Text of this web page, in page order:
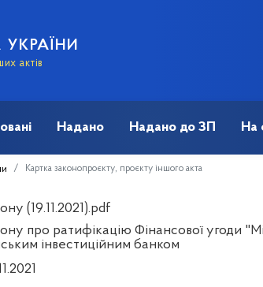
актів
Надано Надано до ЗП На
Картка законопроєкту, проєкту іншого акта
(19.11.2021).pdf
про ратифікацію Фінансової угоди
інвестиційним банком